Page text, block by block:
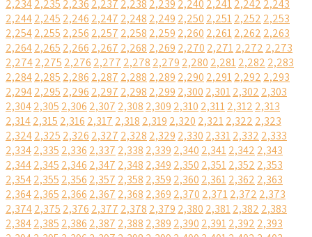
2,2342,235 2,236 2,237 2,238 2,239 2,240 2,2412,242 2,243
2,2442,245 2,246 2,247 2,248 2,249 2,250 2,2512,252 2,253
2,2542,255 2,256 2,257 2,258 2,259 2,260 2,2612,262 2,263
2,2642,265 2,266 2,267 2,268 2,269 2,270 2,2712,272 2,273
2,2742,275 2,276 2,277 2,278 2,279 2,280 2,2812,282 2,283
2,2842,285 2,286 2,287 2,288 2,289 2,290 2,2912,292 2,293
2,2942,295 2,296 2,297 2,298 2,299 2,300 2,3012,302 2,303
2,3042,305 2,306 2,307 2,308 2,309 2,310 2,3112,312 2,313
2,3142,315 2,316 2,317 2,318 2,319 2,320 2,3212,322 2,323
2,3242,325 2,326 2,327 2,328 2,329 2,330 2,3312,332 2,333
2,3342,335 2,336 2,337 2,338 2,339 2,340 2,3412,342 2,343
2,3442,345 2,346 2,347 2,348 2,349 2,350 2,3512,352 2,353
2,3542,355 2,356 2,357 2,358 2,359 2,360 2,3612,362 2,363
2,3642,365 2,366 2,367 2,368 2,369 2,370 2,3712,372 2,373
2,3742,375 2,376 2,377 2,378 2,379 2,380 2,3812,382 2,383
2,3842,385 2,386 2,387 2,388 2,389 2,390 2,3912,392 2,393